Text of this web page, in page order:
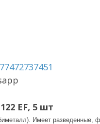
EF, 5 шт
Имеет разведенные,